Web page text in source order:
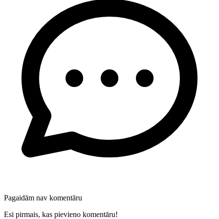
Pagaidām nav komentāru
Esi pirmais, kas pievieno komentāru!